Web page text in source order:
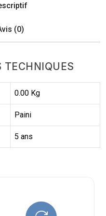
(0)
TECHNIQUES
0.00 Kg
Paini
5 ans